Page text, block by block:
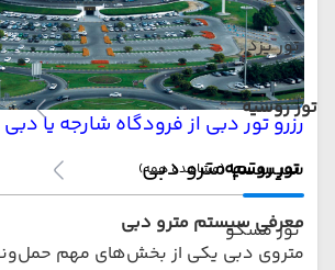
تور یزد
تور روسیه
تور روسیه(مشاهده همه)
تور مسکو
رزرو تور دبی از فرودگاه شارجه یا دبی
سیستم مترو دبی
معرفی سیستم مترو دبی
متروی دبی یکی از بخش‌های مهم